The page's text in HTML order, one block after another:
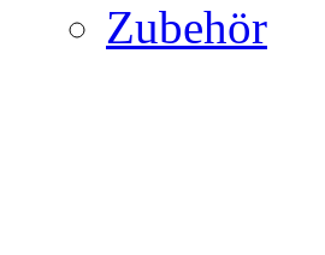
Zubehör